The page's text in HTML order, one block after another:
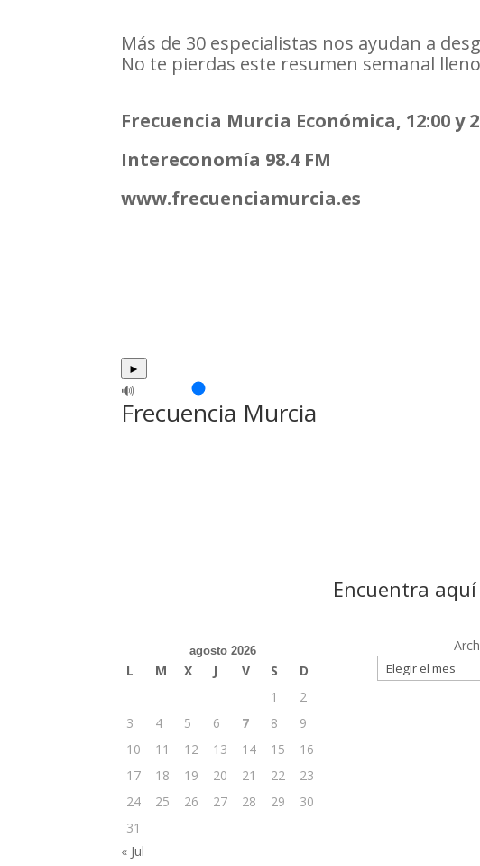
Más de 30 especialistas nos ayudan a
No te pierdas este resumen semanal
Frecuencia Murcia Económica, 12:00 y
Intereconomía 98.4 FM
www.frecuenciamurcia.es
►
🔊
Frecuencia Murcia
Encuentra
agosto 2026
L M X J V S
D
1
2
3
4 5 6 7 8
9
10
11 12 13 14 15
16
17
18 19 20 21 22
23
24
25 26 27 28 29
30
31
« Jul